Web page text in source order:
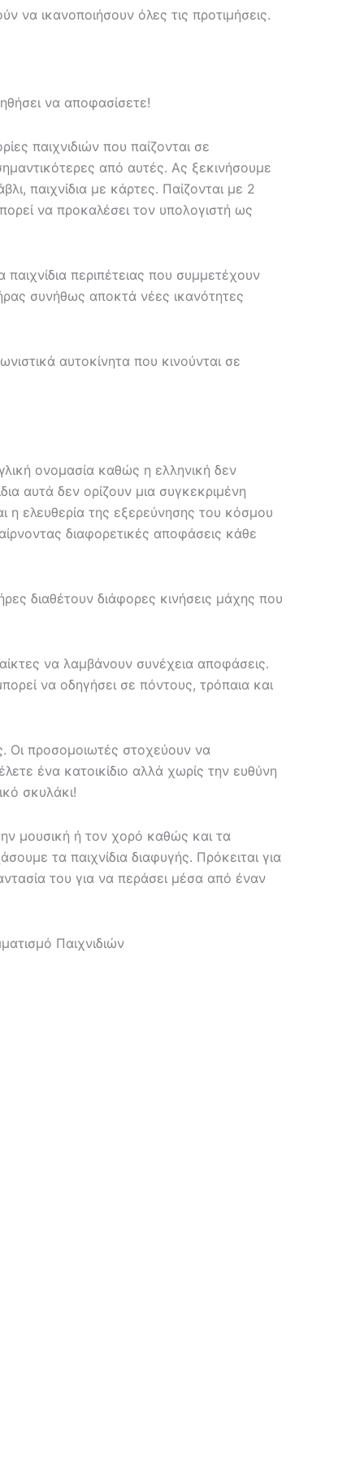
να ικανοποιήσουν όλες τις προτιμήσεις.
να αποφασίσετε!
παιχνιδιών που παίζονται σε
από αυτές. Ας ξεκινήσουμε
παιχνίδια με κάρτες. Παίζονται με 2
να προκαλέσει τον υπολογιστή ως
παιχνίδια περιπέτειας που συμμετέχουν
συνήθως αποκτά νέες ικανότητες
αυτοκίνητα που κινούνται σε
ονομασία καθώς η ελληνική δεν
αυτά δεν ορίζουν μια συγκεκριμένη
η ελευθερία της εξερεύνησης του κόσμου
διαφορετικές αποφάσεις κάθε
διαθέτουν διάφορες κινήσεις μάχης που
να λαμβάνουν συνέχεια αποφάσεις.
να οδηγήσει σε πόντους, τρόπαια και
Οι προσομοιωτές στοχεύουν να
ένα κατοικίδιο αλλά χωρίς την ευθύνη
σκυλάκι!
μουσική ή τον χορό καθώς και τα
τα παιχνίδια διαφυγής. Πρόκειται για
του για να περάσει μέσα από έναν
Παιχνιδιών